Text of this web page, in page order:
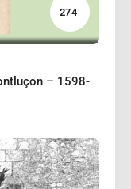
274
– 1598-